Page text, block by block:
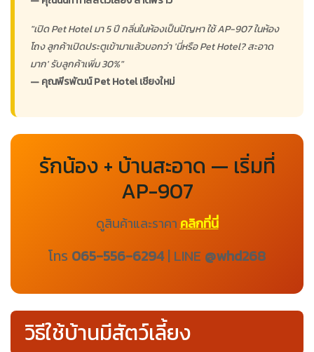
"เปิด Pet Hotel มา 5 ปี กลิ่นในห้องเป็นปัญหา ใช้ AP-907 ในห้อง
โถง ลูกค้าเปิดประตูเข้ามาแล้วบอกว่า 'นี่หรือ Pet Hotel? สะอาด
มาก' รับลูกค้าเพิ่ม 30%"
— คุณพีรพัฒน์ Pet Hotel เชียงใหม่
รักน้อง + บ้านสะอาด — เริ่มที่
AP-907
ดูสินค้าและราคา คลิกที่นี่
โทร 065-556-6294| LINE @whd268
วิธีใช้บ้านมีสัตว์เลี้ยง